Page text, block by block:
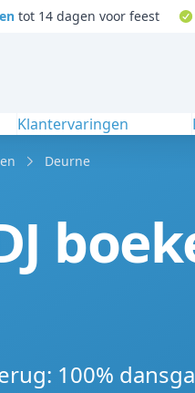
tot 14 dagen voor feest
Klantervaringen
Deurne
100%